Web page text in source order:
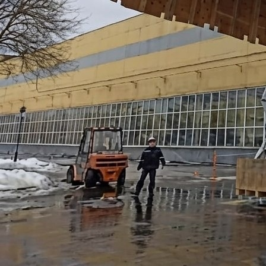
Организация переезда требует учета большого
требуется позаботиться о сохранности оборудования и
материалов и готовой продукции, если складские
спланированным.